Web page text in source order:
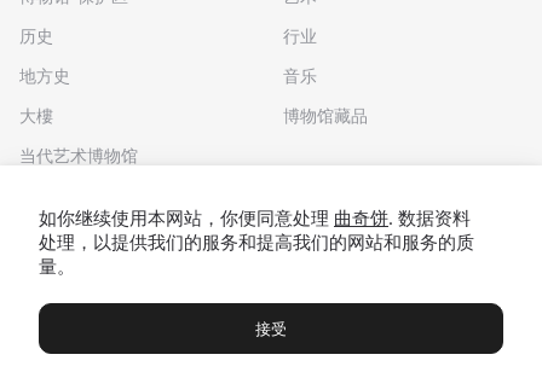
历史
地方史
大樓
当代艺术博物馆
行业
音乐
博物馆藏品
博物馆 展览及展览 Чаты Вы
如你继续使用本网站，你便同意处理 曲奇饼. 数据资料
处理，以提供我们的服务和提高我们的网站和服务的质
量。
接受